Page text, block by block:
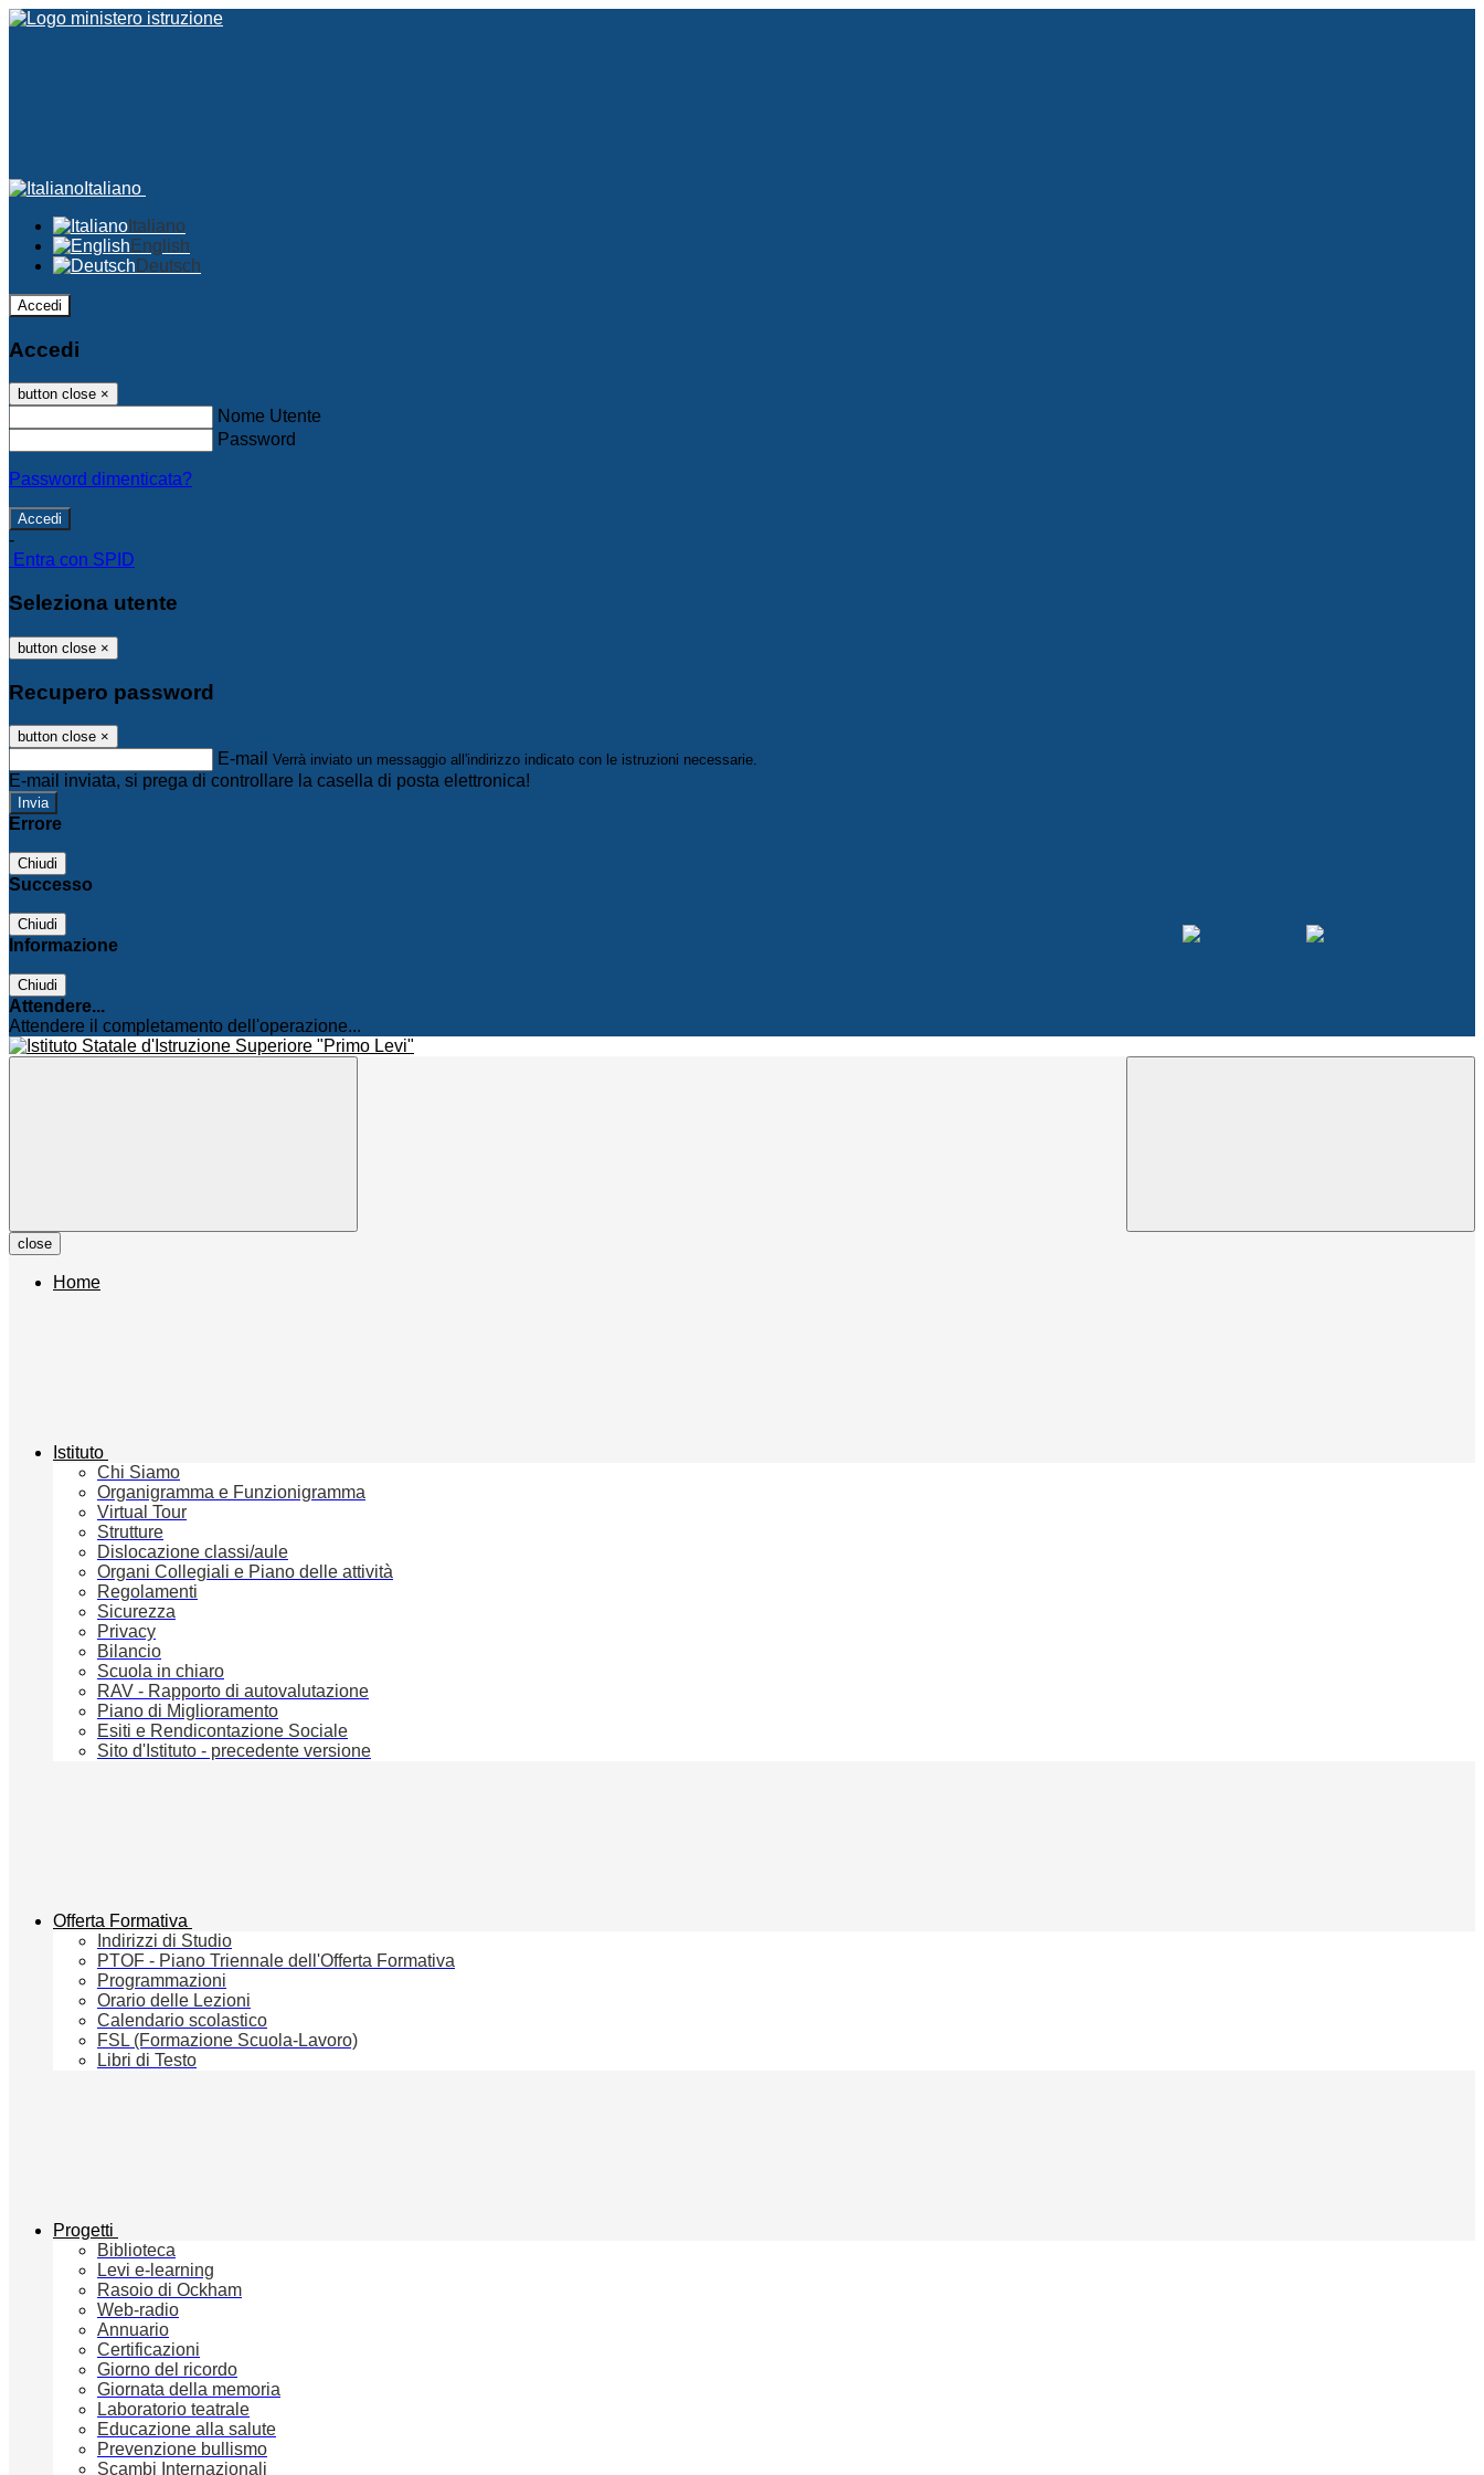
Italiano
Italiano
English
Deutsch
Accedi
Accedi
button close ×
Nome Utente
Password
Password dimenticata?
-
Entra con SPID
Seleziona utente
button close ×
Recupero password
button close ×
E-mail Verrà inviato un messaggio all'indirizzo indicato con le istruzioni necessarie.
E-mail inviata, si prega di controllare la casella di posta elettronica!
Errore
Chiudi
Successo
Chiudi
Informazione
Chiudi
Attendere...
Attendere il completamento dell'operazione...
close
Home
Istituto
Chi Siamo
Organigramma e Funzionigramma
Virtual Tour
Strutture
Dislocazione classi/aule
Organi Collegiali e Piano delle attività
Regolamenti
Sicurezza
Privacy
Bilancio
Scuola in chiaro
RAV - Rapporto di autovalutazione
Piano di Miglioramento
Esiti e Rendicontazione Sociale
Sito d'Istituto - precedente versione
Offerta Formativa
Indirizzi di Studio
PTOF - Piano Triennale dell'Offerta Formativa
Programmazioni
Orario delle Lezioni
Calendario scolastico
FSL (Formazione Scuola-Lavoro)
Libri di Testo
Progetti
Biblioteca
Levi e-learning
Rasoio di Ockham
Web-radio
Annuario
Certificazioni
Giorno del ricordo
Giornata della memoria
Laboratorio teatrale
Educazione alla salute
Prevenzione bullismo
Scambi Internazionali